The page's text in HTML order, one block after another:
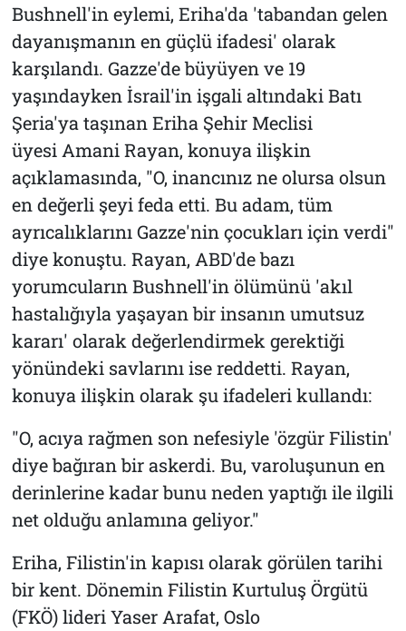
Bushnell'in eylemi, Eriha'da 'tabandan gelen
dayanışmanın en güçlü ifadesi' olarak
karşılandı. Gazze'de büyüyen ve 19
yaşındayken İsrail'in işgali altındaki Batı
Şeria'ya taşınan Eriha Şehir Meclisi
üyesi Amani Rayan, konuya ilişkin
açıklamasında, "O, inancınız ne olursa olsun
en değerli şeyi feda etti. Bu adam, tüm
ayrıcalıklarını Gazze'nin çocukları için verdi"
diye konuştu. Rayan, ABD'de bazı
yorumcuların Bushnell'in ölümünü 'akıl
hastalığıyla yaşayan bir insanın umutsuz
kararı' olarak değerlendirmek gerektiği
yönündeki savlarını ise reddetti. Rayan,
konuya ilişkin olarak şu ifadeleri kullandı:
"O, acıya rağmen son nefesiyle 'özgür Filistin'
diye bağıran bir askerdi. Bu, varoluşunun en
derinlerine kadar bunu neden yaptığı ile ilgili
net olduğu anlamına geliyor."
Eriha, Filistin'in kapısı olarak görülen tarihi
bir kent. Dönemin Filistin Kurtuluş Örgütü
(FKÖ) lideri Yaser Arafat, Oslo